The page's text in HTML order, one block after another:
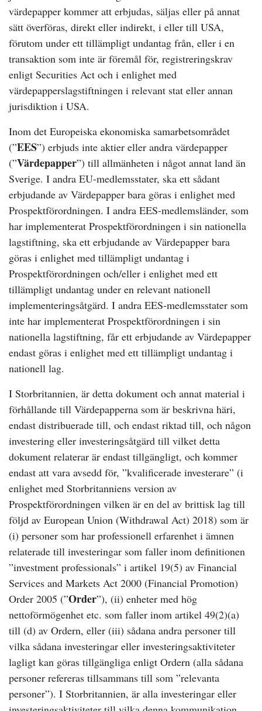
värdepapper kommer att erbjudas, säljas eller på annat
sätt överföras, direkt eller indirekt, i eller till USA,
förutom under ett tillämpligt undantag från, eller i en
transaktion som inte är föremål för, registreringskrav
enligt Securities Act och i enlighet med
värdepapperslagstiftningen i relevant stat eller annan
jurisdiktion i USA.
Inom det Europeiska ekonomiska samarbetsområdet
(”EES”) erbjuds inte aktier eller andra värdepapper
(”Värdepapper”) till allmänheten i något annat land än
Sverige. I andra EU-medlemsstater, ska ett sådant
erbjudande av Värdepapper bara göras i enlighet med
Prospektförordningen. I andra EES-medlemsländer, som
har implementerat Prospektförordningen i sin nationella
lagstiftning, ska ett erbjudande av Värdepapper bara
göras i enlighet med tillämpligt undantag i
Prospektförordningen och/eller i enlighet med ett
tillämpligt undantag under en relevant nationell
implementeringsåtgärd. I andra EES-medlemsstater som
inte har implementerat Prospektförordningen i sin
nationella lagstiftning, får ett erbjudande av Värdepapper
endast göras i enlighet med ett tillämpligt undantag i
nationell lag.
I Storbritannien, är detta dokument och annat material i
förhållande till Värdepapperna som är beskrivna häri,
endast distribuerade till, och endast riktad till, och någon
investering eller investeringsåtgärd till vilket detta
dokument relaterar är endast tillgängligt, och kommer
endast att vara avsedd för, ”kvalificerade investerare” (i
enlighet med Storbritanniens version av
Prospektförordningen vilken är en del av brittisk lag till
följd av European Union (Withdrawal Act) 2018) som är
(i) personer som har professionell erfarenhet i ämnen
relaterade till investeringar som faller inom definitionen
”investment professionals” i artikel 19(5) av Financial
Services and Markets Act 2000 (Financial Promotion)
Order 2005 (”Order”), (ii) enheter med hög
nettoförmögenhet etc. som faller inom artikel 49(2)(a)
till (d) av Ordern, eller (iii) sådana andra personer till
vilka sådana investeringar eller investeringsaktiviteter
lagligt kan göras tillgängliga enligt Ordern (alla sådana
personer refereras tillsammans till som ”relevanta
personer”). I Storbritannien, är alla investeringar eller